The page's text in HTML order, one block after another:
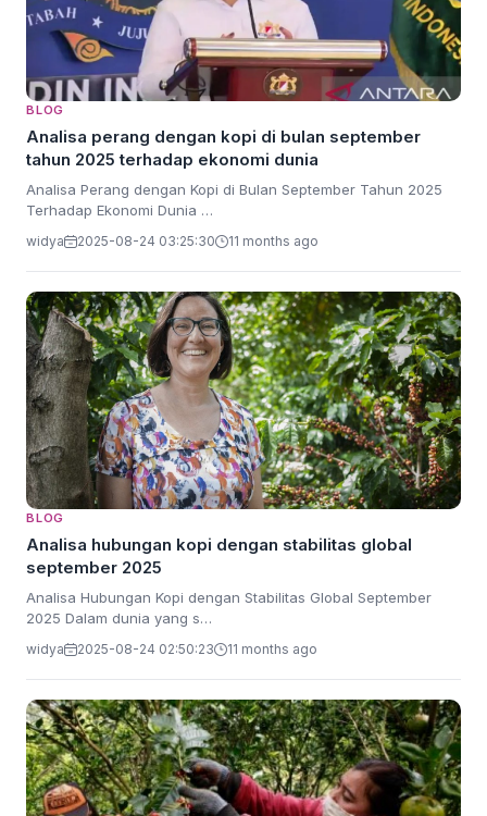
BLOG
Analisa perang dengan kopi di bulan september
tahun 2025 terhadap ekonomi dunia
Analisa Perang dengan Kopi di Bulan September Tahun 2025
Terhadap Ekonomi Dunia …
widya 2025-08-24 03:25:30 11 months ago
BLOG
Analisa hubungan kopi dengan stabilitas global
september 2025
Analisa Hubungan Kopi dengan Stabilitas Global September
2025 Dalam dunia yang s…
widya 2025-08-24 02:50:23 11 months ago